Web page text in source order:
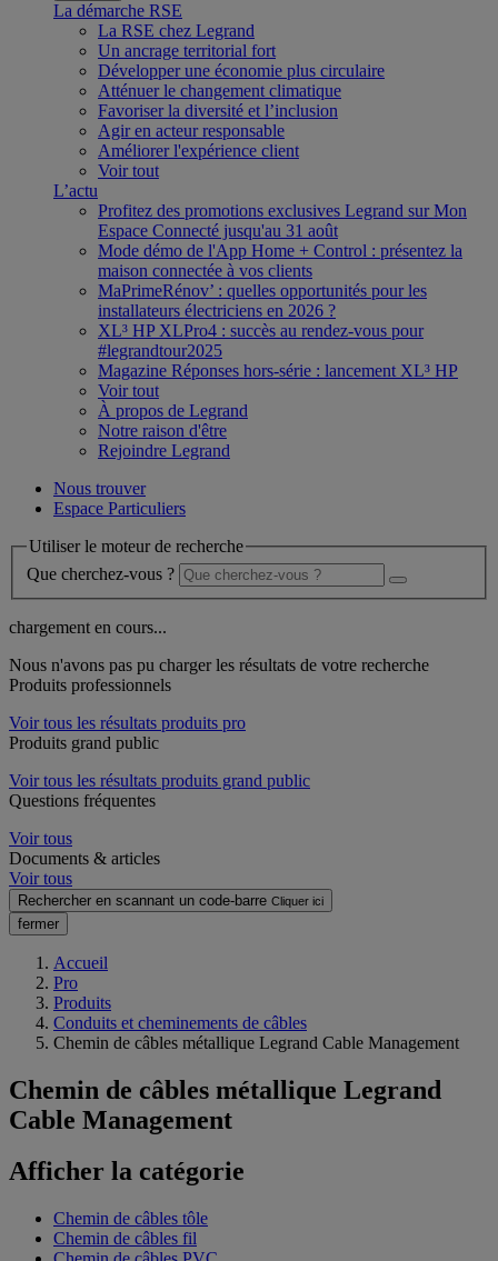
La démarche RSE
La RSE chez Legrand
Un ancrage territorial fort
Développer une économie plus circulaire
Atténuer le changement climatique
Favoriser la diversité et l’inclusion
Agir en acteur responsable
Améliorer l'expérience client
Voir tout
L’actu
Profitez des promotions exclusives Legrand sur Mon
Espace Connecté jusqu'au 31 août
Mode démo de l'App Home + Control : présentez la
maison connectée à vos clients
MaPrimeRénov’ : quelles opportunités pour les
installateurs électriciens en 2026 ?
XL³ HP XLPro4 : succès au rendez-vous pour
#legrandtour2025
Magazine Réponses hors-série : lancement XL³ HP
Voir tout
À propos de Legrand
Notre raison d'être
Rejoindre Legrand
Nous trouver
Espace Particuliers
Utiliser le moteur de recherche
Que cherchez-vous ?
chargement en cours...
Nous n'avons pas pu charger les résultats de votre recherche
Produits professionnels
Voir tous les résultats produits pro
Produits grand public
Voir tous les résultats produits grand public
Questions fréquentes
Voir tous
Documents & articles
Voir tous
Rechercher en scannant un code-barre Cliquer ici
fermer
Accueil
Pro
Produits
Conduits et cheminements de câbles
Chemin de câbles métallique Legrand Cable Management
Chemin de câbles métallique Legrand
Cable Management
Afficher la catégorie
Chemin de câbles tôle
Chemin de câbles fil